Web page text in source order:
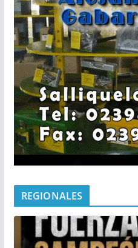
REGIONALES